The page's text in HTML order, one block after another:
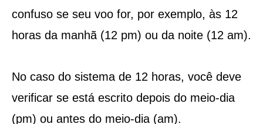
confuso se seu voo for, por exemplo, às 12
horas da manhã (12 pm) ou da noite (12 am).
No caso do sistema de 12 horas, você deve
verificar se está escrito depois do meio-dia
(pm) ou antes do meio-dia (am).